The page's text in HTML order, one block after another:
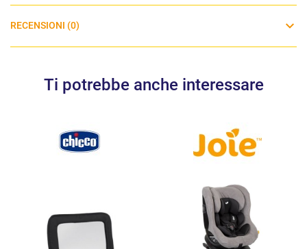
RECENSIONI (0)
Ti potrebbe anche interessare